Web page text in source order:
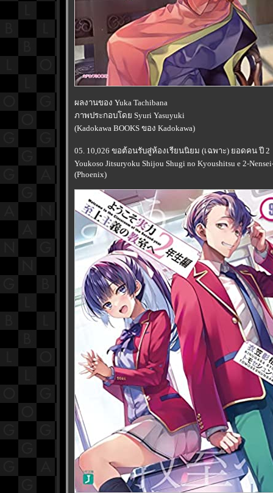
ผลงานของ Yuka Tachibana
ภาพประกอบโดย Syuri Yasuyuki
(Kadokawa BOOKS ของ Kadokawa)
05. 10,026 ขอต้อนรับสู่ห้องเรียนนิยม (เฉพาะ) ยอดคน ปี 2
Youkoso Jitsuryoku Shijou Shugi no Kyoushitsu e 2-
(Phoenix)